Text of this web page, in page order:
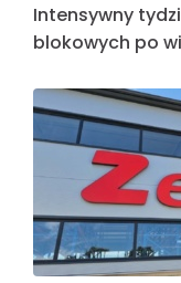
Intensywny
blokowych po